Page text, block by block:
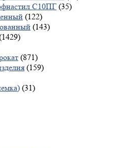
С10ПГ (35)
(122)
(143)
(871)
(159)
(31)